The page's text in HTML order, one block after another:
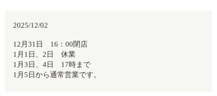
2025/12/02
12月31日 16：00閉店
1月1日、2日 休業
1月3日、4日 17時まで
1月5日から通常営業です。